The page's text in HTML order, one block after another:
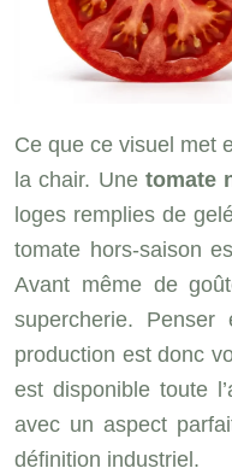
Ce que ce visuel met
la chair. Une tomate
loges remplies de
tomate hors-saison
Avant même de
supercherie.
production est donc
est disponible toute
avec un aspect
définition industriel.